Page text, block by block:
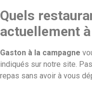
Quels
actuellement
Gaston à la campagne
indiqués sur notre site.
repas sans avoir à vous